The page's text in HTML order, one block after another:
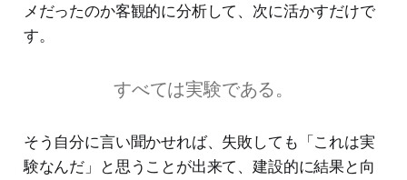
メだったのか客観的に分析して、次に活かすだけで
す。
すべては実験である。
そう自分に言い聞かせれば、失敗しても「これは実
験なんだ」と思うことが出来て、建設的に結果と向